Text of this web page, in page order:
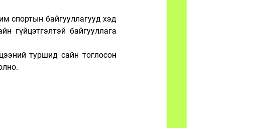
спортын байгууллагууд хэд
гүйцэтгэлтэй байгууллага
туршид сайн тоглосон